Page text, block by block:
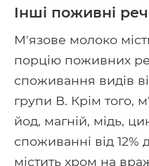
Інші поживні
М'язове молоко
порцію поживних
споживання видів
групи В. Крім того,
йод, магній, мідь,
споживанні від 12%
містить хром на